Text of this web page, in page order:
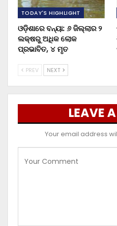
TODAY'S HIGHLIGHT
ଓଡ଼ିଶାରେ ବନ୍ୟା: ୬ ଜିଲ୍ଲାର ୨
ଲକ୍ଷରୁ ଅଧିକ ଲୋକ
ପ୍ରଭାବିତ, ୪ ମୃତ
PREV NEXT
LEAVE
Your email address